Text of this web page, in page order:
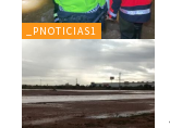
_PNOTICIAS1